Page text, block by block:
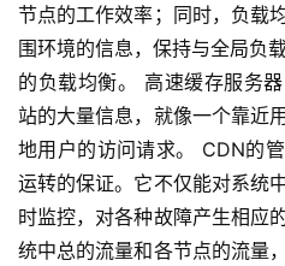
动
态
节点的工作效率；同时，负载
围环境的信息，保持与全局负
的负载均衡。 高速缓存服务
站的大量信息，就像一个靠近
地用户的访问请求。 CDN的
运转的保证。它不仅能对系统
时监控，对各种故障产生相应
统中总的流量和各节点的流量